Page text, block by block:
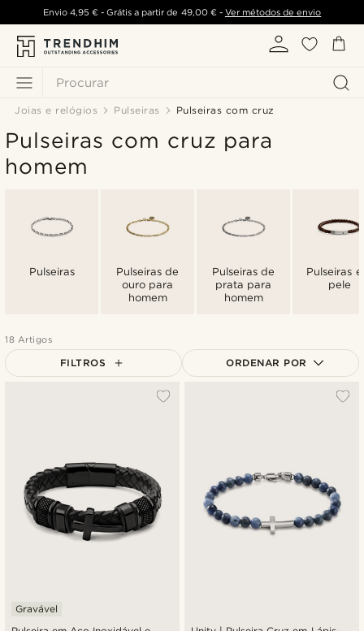
Procurar
Envio 4,95 €- Grátis a partir de 49,00 €- Ver métodos de envio
Joias e relógios Pulseiras Pulseiras com cruz
Pulseiras com cruz para
homem
Pulseiras
Pulseiras de
ouro para
homem
Pulseiras de
prata para
homem
Pulseiras
pele
18 Artigos
FILTROS ORDENAR POR
Gravável